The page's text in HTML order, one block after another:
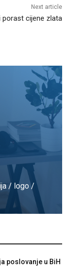
Next article
porast cijene zlata
/ logo /
poslovanje u BiH